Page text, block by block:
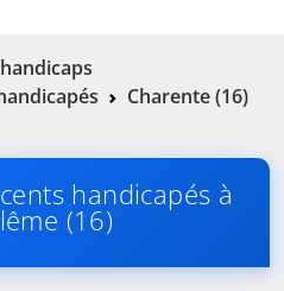
Charente (16)
handicapés à
(16)